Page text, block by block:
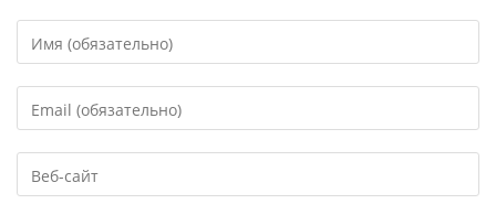
свое
или
имя
чтобы
прокомментировать
свой
адрес,
чтобы
URL